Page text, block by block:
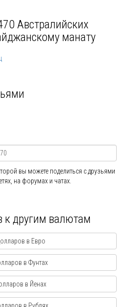
Австралийских
манату
вы можете поделиться с друзьями
на форумах и чатах.
к другим валютам
в Евро
в Фунтах
в Йенах